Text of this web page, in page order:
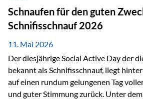
der Oculus Value Capital Fund für
orientierten Value-Investing-Ansatz mit
fundamentale Unternehmensanalyse
Wertentwicklung. Der
mit Weitblick Im Zentrum steht ein…
Schnaufen für den guten
Schnifisschnauf 2026
11. Mai 2026
Der diesjährige Social Active Day der
bekannt als Schnifisschnauf, liegt
auf einen rundum gelungenen Tag
und guter Stimmung zurück. Unter